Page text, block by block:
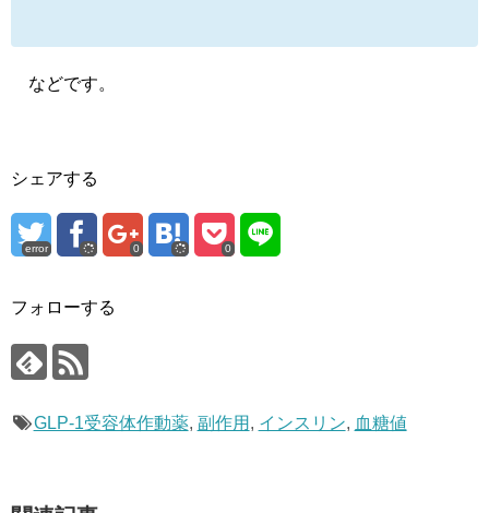
などです。
シェアする
error 0 0
フォローする
GLP-1受容体作動薬, 副作用 , インスリン, 血糖値